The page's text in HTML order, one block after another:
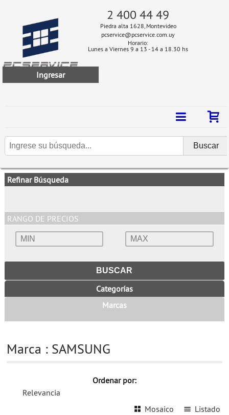
2 400 44 49
Piedra alta 1628, Montevideo
pcservice@pcservice.com.uy
Horario:
Lunes a Viernes 9 a 13 - 14 a 18.30 hs
Ingresar
Refinar Búsqueda
RANGO DE PRECIOS
Categorías
Marcas
Marca : SAMSUNG
Ordenar por:
Relevancia
Listado
Mosaico